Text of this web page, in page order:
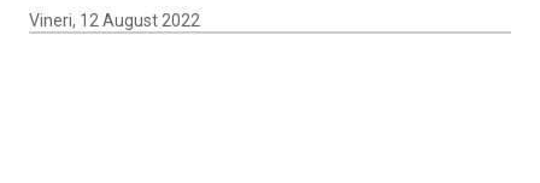
Vineri, 12 August 2022